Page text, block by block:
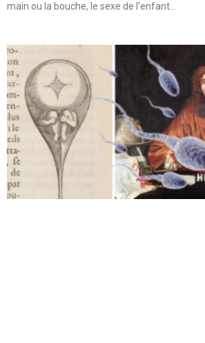
main ou la bouche, le sexe de l’enfant…